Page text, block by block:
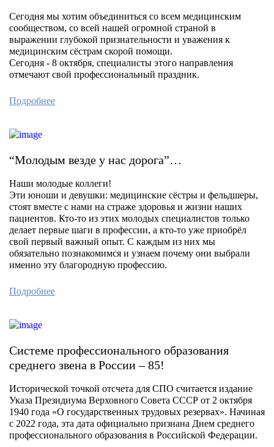
Сегодня мы хотим объединиться со всем медицинским
сообществом, со всей нашей огромной страной в
выражении глубокой признательности и уважения к
медицинским сёстрам скорой помощи.
Сегодня - 8 октября, специалисты этого направления
отмечают свой профессиональный праздник.
Подробнее
“Молодым везде у нас дорога”…
Наши молодые коллеги!
Эти юноши и девушки: медицинские сёстры и фельдшеры,
стоят вместе с нами на страже здоровья и жизни наших
пациентов. Кто-то из этих молодых специалистов только
делает первые шаги в профессии, а кто-то уже приобрёл
свой первый важный опыт. С каждым из них мы
обязательно познакомимся и узнаем почему они выбрали
именно эту благородную профессию.
Подробнее
Системе профессионального образования
среднего звена в России – 85!
Исторической точкой отсчета для СПО считается издание
Указа Президиума Верховного Совета СССР от 2 октября
1940 года «О государственных трудовых резервах». Начиная
с 2022 года, эта дата официально признана Днем среднего
профессионального образования в Российской Федерации.